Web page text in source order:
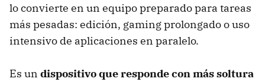
lo convierte en un equipo preparado para tareas
más pesadas: edición, gaming prolongado o uso
intensivo de aplicaciones en paralelo.
Es un dispositivo que responde con más soltura